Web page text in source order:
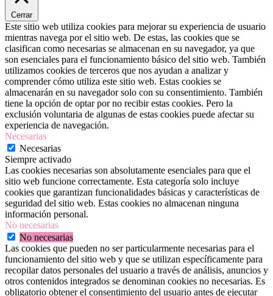
Cerrar
Este sitio web utiliza cookies para mejorar su experiencia de usuario
mientras navega por el sitio web. De estas, las cookies que se
clasifican como necesarias se almacenan en su navegador, ya que
son esenciales para el funcionamiento básico del sitio web. También
utilizamos cookies de terceros que nos ayudan a analizar y
comprender cómo utiliza este sitio web. Estas cookies se
almacenarán en su navegador solo con su consentimiento. También
tiene la opción de optar por no recibir estas cookies. Pero la
exclusión voluntaria de algunas de estas cookies puede afectar su
experiencia de navegación.
Necesarias
Necesarias
Siempre activado
Las cookies necesarias son absolutamente esenciales para que el
sitio web funcione correctamente. Esta categoría solo incluye
cookies que garantizan funcionalidades básicas y características de
seguridad del sitio web. Estas cookies no almacenan ninguna
información personal.
No necesarias
No necesarias
Las cookies que pueden no ser particularmente necesarias para el
funcionamiento del sitio web y que se utilizan específicamente para
recopilar datos personales del usuario a través de análisis, anuncios y
otros contenidos integrados se denominan cookies no necesarias. Es
obligatorio obtener el consentimiento del usuario antes de ejecutar